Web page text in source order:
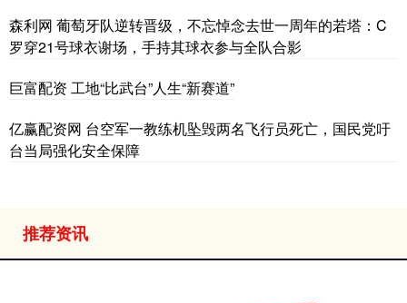
森利网 葡萄牙队逆转晋级，不忘悼念去世一周年的若塔：C
罗穿21号球衣谢场，手持其球衣参与全队合影
巨富配资 工地“比武台”人生“新赛道”
亿赢配资网 台空军一教练机坠毁两名飞行员死亡，国民党吁
台当局强化安全保障
推荐资讯